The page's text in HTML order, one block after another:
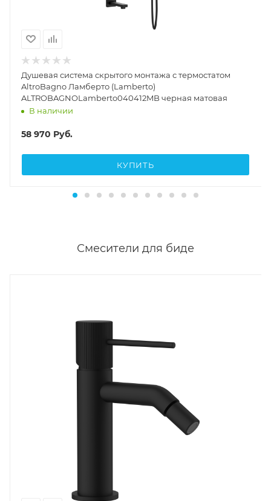
Душевая система скрытого монтажа с термостатом
AltroBagno Ламберто (Lamberto)
ALTROBAGNOLamberto040412MB черная матовая
В наличии
58 970 Руб.
КУПИТЬ
Смесители для биде